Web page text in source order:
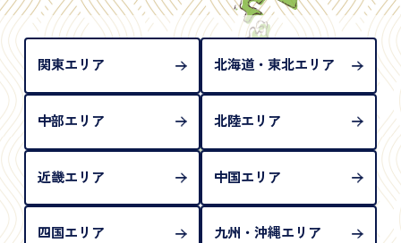
められない（住所確認ができないため）。補助書類
が必要となります
関東エリア 北海道・東北エリア
中部エリア 北陸エリア
近畿エリア 中国エリア
四国エリア 九州・沖縄エリア